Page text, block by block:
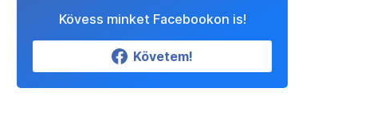
Kövess minket Facebookon is!
Követem!